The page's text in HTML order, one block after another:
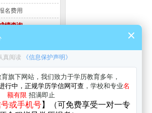
名费用
绩查询
考证打印
考政策
业办理
更多>>